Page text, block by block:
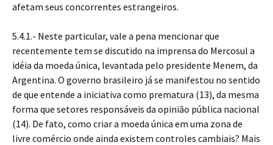
afetam seus concorrentes estrangeiros.
5.4.1.- Neste particular, vale a pena mencionar que
recentemente tem se discutido na imprensa do Mercosul a
idéia da moeda única, levantada pelo presidente Menem, da
Argentina. O governo brasileiro já se manifestou no sentido
de que entende a iniciativa como prematura (13), da mesma
forma que setores responsáveis da opinião pública nacional
(14). De fato, como criar a moeda única em uma zona de
livre comércio onde ainda existem controles cambiais? Mais